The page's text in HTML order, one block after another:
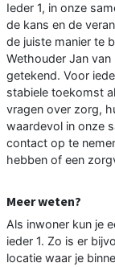
Ieder 1, in onze
de kans en de
de juiste manier te
Wethouder Jan van
getekend. Voor
stabiele toekomst
vragen over zorg,
waardevol in onze
contact op te
hebben of een
Meer weten?
Als inwoner kun je
ieder 1. Zo is er
locatie waar je